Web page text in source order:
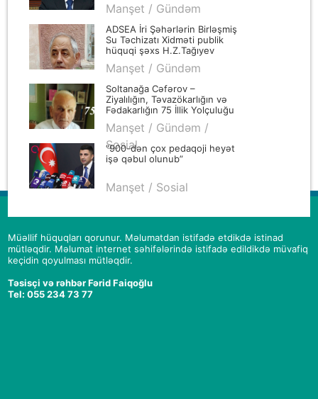
Manşet / Gündəm
ADSEA İri Şəhərlərin Birləşmiş
Su Təchizatı Xidməti publik
hüquqi şəxs H.Z.Tağıyev
rəisi Seyidov Mirkamil Miriş
münasibətilə təbrik
Manşet / Gündəm
Soltanağa Cəfərov –
Ziyalılığın, Təvazökarlığın və
Fədakarlığın 75 İllik Yolçuluğu
Manşet / Gündəm /
Sosial
“900-dən çox pedaqoji heyət
işə qəbul olunub”
Manşet / Sosial
Müəllif hüquqları qorunur. Məlumatdan istifadə etdikdə istinad
mütləqdir. Məlumat internet səhifələrində istifadə edildikdə müvafiq
keçidin qoyulması mütləqdir.
Təsisçi və rəhbər Fərid Faiqoğlu
Tel: 055 234 73 77